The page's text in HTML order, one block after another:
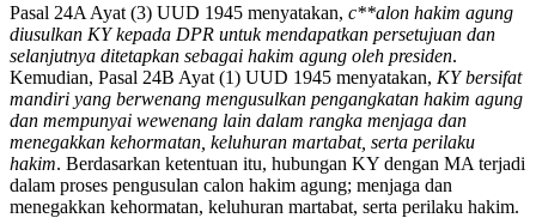
Pasal 24A Ayat (3) UUD 1945 menyatakan, c**alon hakim agung
diusulkan KY kepada DPR untuk mendapatkan persetujuan dan
selanjutnya ditetapkan sebagai hakim agung oleh presiden.
Kemudian, Pasal 24B Ayat (1) UUD 1945 menyatakan, KY bersifat
mandiri yang berwenang mengusulkan pengangkatan hakim agung
dan mempunyai wewenang lain dalam rangka menjaga dan
menegakkan kehormatan, keluhuran martabat, serta perilaku
hakim. Berdasarkan ketentuan itu, hubungan KY dengan MA terjadi
dalam proses pengusulan calon hakim agung; menjaga dan
menegakkan kehormatan, keluhuran martabat, serta perilaku hakim.